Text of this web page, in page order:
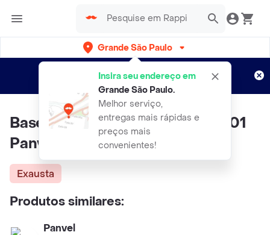
Grande São Paulo
Insira seu endereço em
Grande São Paulo.
Melhor serviço,
entregas mais rápidas e
preços mais
convenientes!
Entregas grátis por 15 dias!
Aplicam T&C
Base Light Matte Make up Cor 01
Panvel
Exausta
Produtos similares:
Panvel